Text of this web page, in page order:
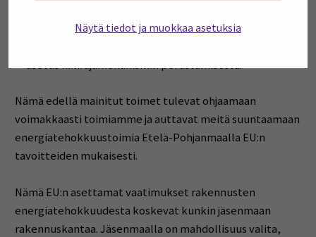
Näytä tiedot ja muokkaa asetuksia
asetus hiilirajamekanismin perustamisesta.
Nämä edellä mainitut toimet tulevat ohjaamaan
voimakkaasti toimiamme ja auttavat meitä suuntaamaan
energiatehokkuustoimia Etelä-Pohjanmaalla EU:n
tavoitteiden mukaisesti.
Nämä EU:n asettamat vaatimukset rakennusten
energiatehokkuudesta koskevat kunkin jäsenmaan
rakennuskantaa. Jäsenmaalla on mahdollisuus valita,